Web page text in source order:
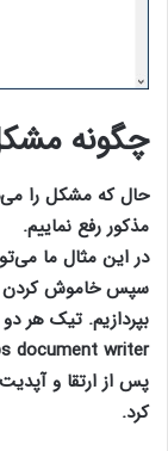
چگونه
حال که مشکل را
مذکور رفع نماییم.
در این مثال ما
سپس خاموش کردن
بپردازیم. تیک هر
document writer
پس از ارتقا و
کرد.